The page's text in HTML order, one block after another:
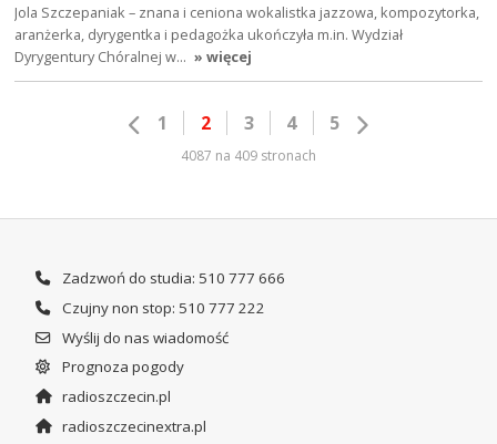
Jola Szczepaniak – znana i ceniona wokalistka jazzowa, kompozytorka,
aranżerka, dyrygentka i pedagożka ukończyła m.in. Wydział
Dyrygentury Chóralnej w… » więcej
1 2 3 4 5
4087 na 409 stronach
Zadzwoń do studia: 510 777 666
Czujny non stop: 510 777 222
Wyślij do nas wiadomość
Prognoza pogody
radioszczecin.pl
radioszczecinextra.pl